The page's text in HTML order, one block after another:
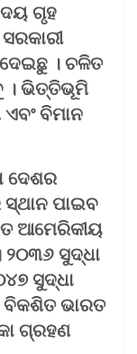
ଗୃହ
। ଚଳିତ
। ଭିତ୍ତିଭୂମି
ବିମାନ
ଦେଶର
ପାଇବ
ଆମେରିକୀୟ
୨୦୩୬ ସୁଦ୍ଧା
ସୁଦ୍ଧା
ବିକଶିତ ଭାରତ
ଗ୍ରହଣ